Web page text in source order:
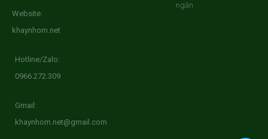
Website:
khaynhom.net
Hotline/Zalo:
0966.272.309
Gmail:
khaynhom.net@gmail.com
ngăn